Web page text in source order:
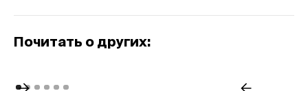
Почитать о других: